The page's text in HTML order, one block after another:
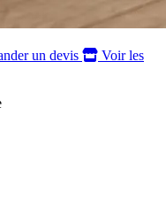
un devis
Voir les